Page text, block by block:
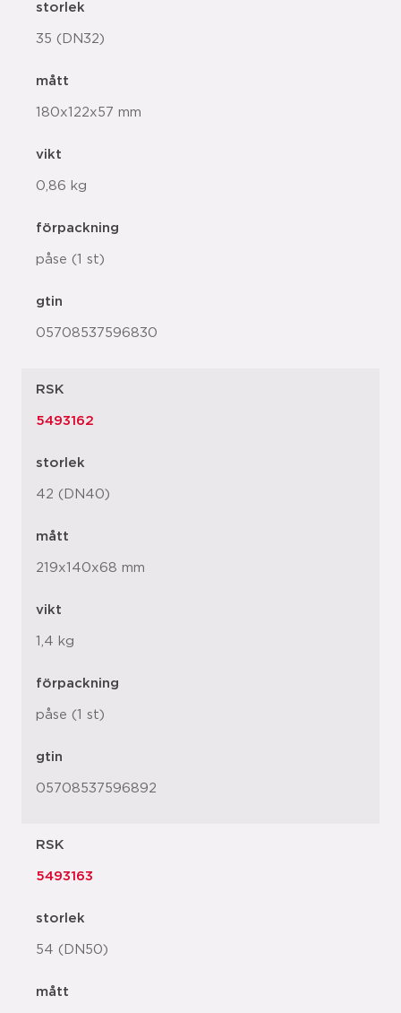
storlek
35 (DN32)
mått
180x122x57 mm
vikt
0,86 kg
förpackning
påse (1 st)
gtin
05708537596830
RSK
5493162
storlek
42 (DN40)
mått
219x140x68 mm
vikt
1,4 kg
förpackning
påse (1 st)
gtin
05708537596892
RSK
5493163
storlek
54 (DN50)
mått